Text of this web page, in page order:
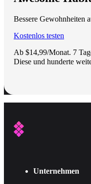
Bessere Gewohnheiten
Kostenlos testen
Ab $14,99/Monat. 7
Diese und hunderte
Unternehmen